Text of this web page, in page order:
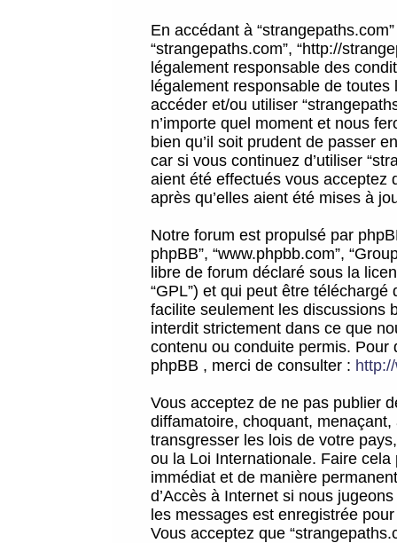
En accédant à
“strangepaths.com”, “http://
légalement responsable des
légalement responsable de
accéder et/ou utiliser
n’importe quel moment et nous
bien qu’il soit prudent de passer
car si vous continuez d’utiliser
aient été effectués vous acceptez
après qu’elles aient été mises à
Notre forum est propulsé par
phpBB”, “www.phpbb.com”,
libre de forum déclaré sous la
“GPL”) et qui peut être téléchargé
facilite seulement les discussions
interdit strictement dans ce que
contenu ou conduite permis.
phpBB , merci de consulter :
Vous acceptez de ne pas publier
diffamatoire, choquant,
transgresser les lois de votre
ou la Loi Internationale. Faire
immédiat et de manière
d’Accès à Internet si nous
les messages est enregistrée
Vous acceptez que